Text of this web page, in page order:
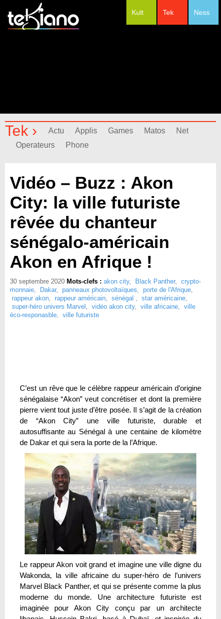
Ness
Tek
Kult
Tek › Actu Applis Games Matos
Net
Operateurs
Phone
Vidéo – Buzz : Akon
City: la ville futuriste
rêvée du chanteur
sénégalo-américain
Akon en Afrique !
30 septembre 2020 Mots-clefs : akon city, Black Panther, crypto-
monnaie, Dakar, panneaux photovoltaïques, porte de l'Afrique,
rappeur akon, rappeur américain, sénégal , star américaine,
super-héro univers Marvel , vidéo akon city, ville africaine, ville
éco-responasble, ville futuriste
C’est un rêve que le célèbre rappeur américain d’origine
sénégalaise “Akon” veut concrétiser et dont la première
pierre vient tout juste d’être posée. Il s’agit de la création
de “Akon City” une ville futuriste, durable et
autosuffisante au Sénégal à une centaine de kilomètre
de Dakar et qui sera la porte de la l’Afrique.
Le rappeur Akon voit grand et imagine une ville digne du
Wakonda, la ville africaine du super-héro de l’univers
Marvel Black Panther, et qui se présente comme la plus
moderne du monde. Une architecture futuriste est
imaginée pour Akon City conçu par un architecte